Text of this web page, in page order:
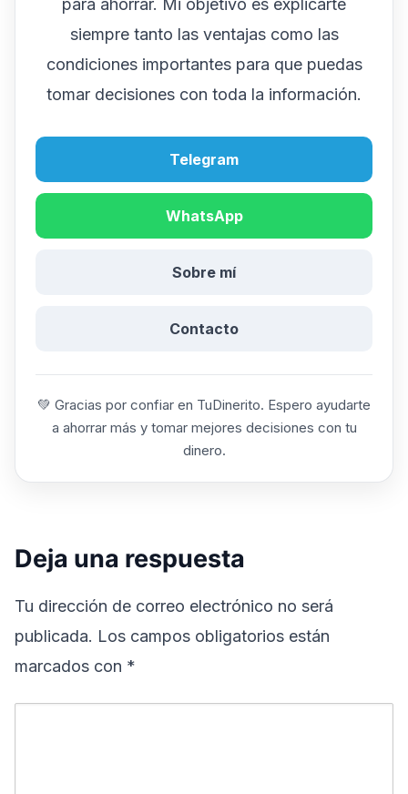
para ahorrar. Mi objetivo es explicarte
siempre tanto las ventajas como las
condiciones importantes para que puedas
tomar decisiones con toda la información.
Telegram
WhatsApp
Sobre mí
Contacto
💚 Gracias por confiar en TuDinerito. Espero ayudarte
a ahorrar más y tomar mejores decisiones con tu
dinero.
Deja una respuesta
Tu dirección de correo electrónico no será
publicada. Los campos obligatorios están
marcados con *